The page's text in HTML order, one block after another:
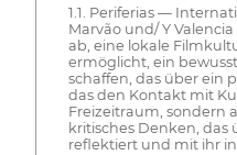
1.1. Periferias —
Marvão und/ Y
ab, eine lokale
ermöglicht, ein
schaffen, das über ein
das den Kontakt mit
Freizeitraum, sondern
kritisches Denken, das
reflektiert und mit ihr